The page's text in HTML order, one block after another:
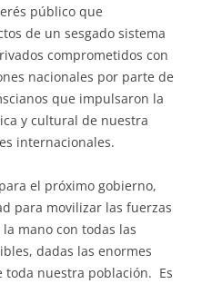
público que
de un sesgado sistema
comprometidos con
nacionales por parte de
que impulsaron la
y cultural de nuestra
internacionales.
el próximo gobierno,
para movilizar las fuerzas
mano con todas las
dadas las enormes
toda nuestra población. Es